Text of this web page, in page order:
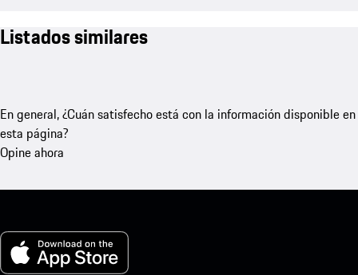
Listados similares
En general, ¿Cuán satisfecho está con la información disponible en
esta página?
Opine ahora